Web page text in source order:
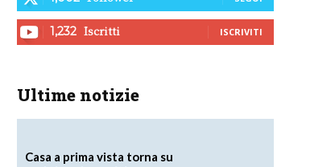
1,232 Iscritti ISCRIVITI
Ultime notizie
Casa a prima vista torna su